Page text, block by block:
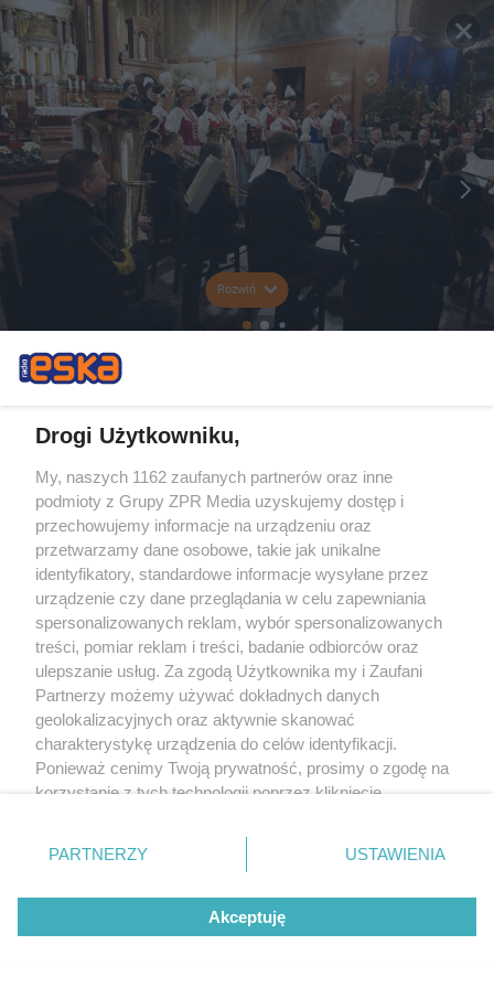
Rozwiń
Drogi Użytkowniku,
My, naszych 1162 zaufanych partnerów oraz inne
podmioty z Grupy ZPR Media uzyskujemy dostęp i
przechowujemy informacje na urządzeniu oraz
przetwarzamy dane osobowe, takie jak unikalne
identyfikatory, standardowe informacje wysyłane przez
urządzenie czy dane przeglądania w celu zapewniania
spersonalizowanych reklam, wybór spersonalizowanych
treści, pomiar reklam i treści, badanie odbiorców oraz
ulepszanie usług. Za zgodą Użytkownika my i Zaufani
Partnerzy możemy używać dokładnych danych
geolokalizacyjnych oraz aktywnie skanować
charakterystykę urządzenia do celów identyfikacji.
Ponieważ cenimy Twoją prywatność, prosimy o zgodę na
korzystanie z tych technologii poprzez kliknięcie
zmienić/wycofać klikając przycisk ustawień prywatności
znajdujący się w lewym dolnym rogu strony
rodzaje przetwarzania danych nie wymagają zgody
użytkownika, ale masz prawo sprzeciwić się takiemu
przetwarzaniu. Preferencje będą miały zastosowanie tylko
PARTNERZY USTAWIENIA
Akceptuję